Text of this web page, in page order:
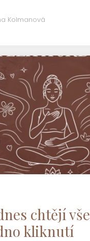
Kolmanová
chtějí vše
kliknutí